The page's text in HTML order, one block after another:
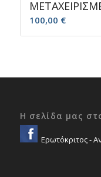
100,00 €
Η σελίδα μας
Ερωτόκριτος -